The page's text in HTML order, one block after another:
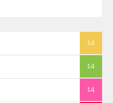
14
14
14